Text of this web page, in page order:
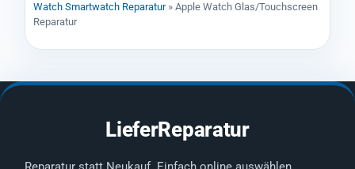
Watch Smartwatch Reparatur» Apple Watch Glas/Touchscreen
Reparatur
LieferReparatur